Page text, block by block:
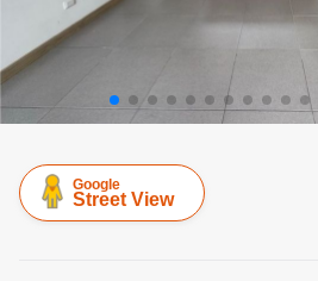
Google
Street View